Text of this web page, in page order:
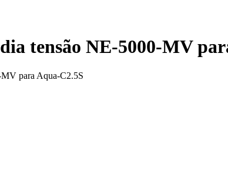
tensão NE-5000-MV
MV para Aqua-C2.5S